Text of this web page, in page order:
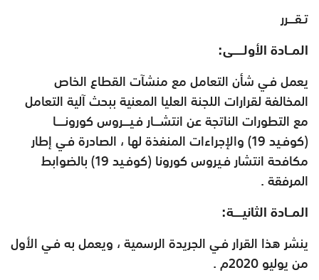
تـقـــرر
المــادة الأولـــــى:
يعمل فـي شأن التعامل مع منشآت القطاع الخاص
المخالفة لقرارات اللجنة العليا المعنية ببحث آلية التعامل
مع التطورات الناتجة عن انتشـــار فـيـــروس كورونــــا
(كوفـيد 19) والإجراءات المنفذة لها ، الصادرة فـي إطار
مكافحة انتشار فـيروس كورونا (كوفـيد 19) بالضوابط
المرفقة .
المــادة الثانيــــة:
ينشر هذا القرار فـي الجريدة الرسمية ، ويعمل به فـي الأول
من يوليو 2020م .